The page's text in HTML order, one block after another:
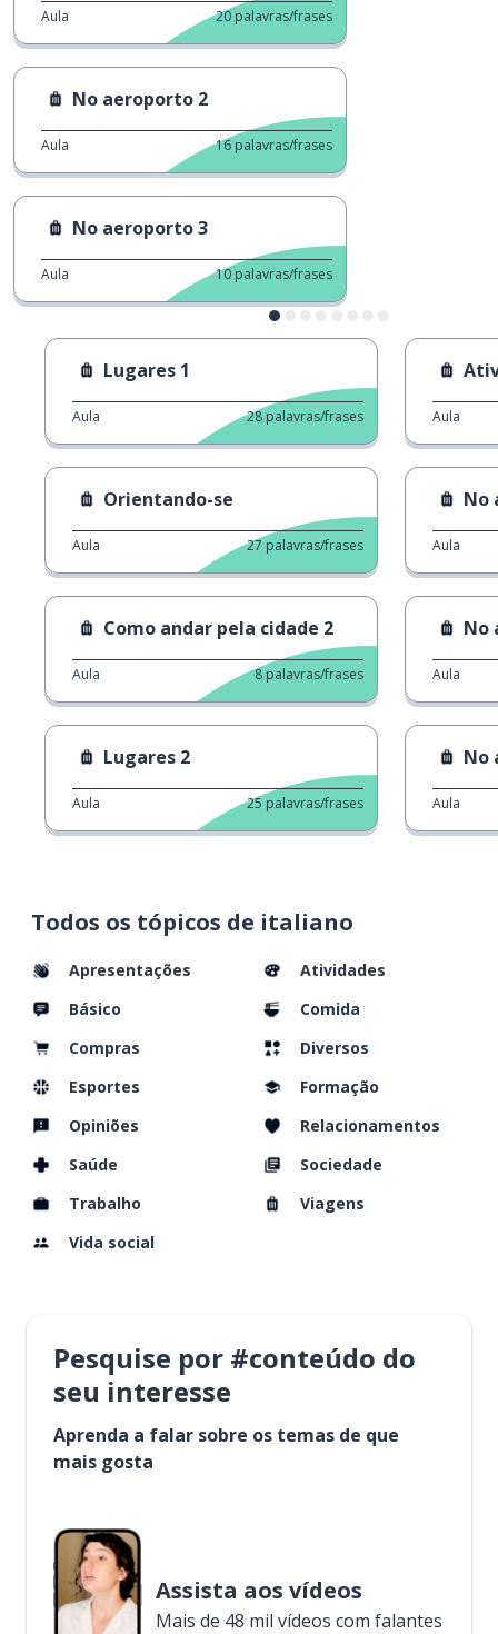
Todos os tópicos de italiano
Apresentações
Atividades
Básico
Comida
Compras
Diversos
Esportes
Formação
Opiniões
Relacionamentos
Saúde
Sociedade
Trabalho
Viagens
Vida social
Aula 20 palavras/frases
No aeroporto 2
Aula 16 palavras/frases
No aeroporto 3
Aula 10 palavras/frases
Lugares 1
Aula 28 palavras/frases
Orientando-se
Aula 27 palavras/frases
Como andar pela cidade 2
Aula 8 palavras/frases
Lugares 2
Aula 25 palavras/frases
Aula
No
Aula
No
Aula
No
Aula
Pesquise por #conteúdo do
seu interesse
Aprenda a falar sobre os temas de que
mais gosta
Assista aos vídeos
Mais de 48 mil vídeos com falantes